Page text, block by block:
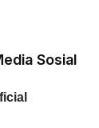
Sosial